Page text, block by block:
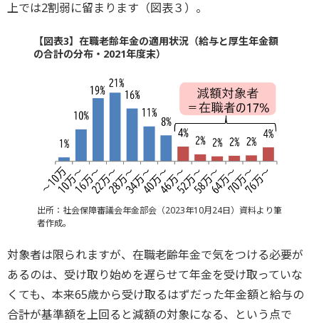
上では2割弱に留まります（図表３）。
【図表3】在職老齢年金の適用状況（給与と厚生年金額
の合計の分布・2021年度末）
出所：社会保障審議会年金部会（2023年10月24日）資料より筆
者作成。
対象者は限られますが、在職老齢年金で気をつける必要が
あるのは、受け取り始めを遅らせて年金を受け取っていな
くても、本来65歳から受け取るはずだった年金額と給与の
合計が基準額を上回ると減額の対象になる、という点で